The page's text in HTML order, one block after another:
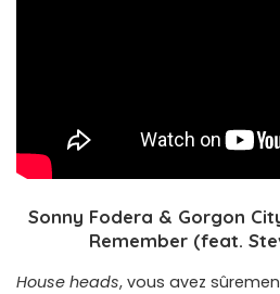
Sonny Fodera & Gorgon
Remember (feat.
House heads, vous avez